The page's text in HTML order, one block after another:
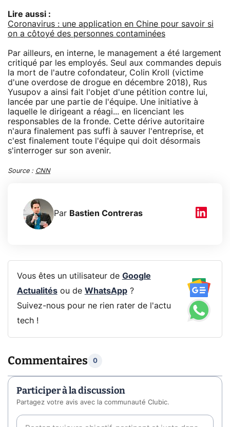
Lire aussi :
Coronavirus : une application en Chine pour savoir si
on a côtoyé des personnes contaminées
Par ailleurs, en interne, le management a été largement
critiqué par les employés. Seul aux commandes depuis
la mort de l'autre cofondateur, Colin Kroll (victime
d'une overdose de drogue en décembre 2018), Rus
Yusupov a ainsi fait l'objet d'une pétition contre lui,
lancée par une partie de l'équipe. Une initiative à
laquelle le dirigeant a réagi... en licenciant les
responsables de la fronde. Cette dérive autoritaire
n'aura finalement pas suffi à sauver l'entreprise, et
c'est finalement toute l'équipe qui doit désormais
s'interroger sur son avenir.
Source : CNN
Par Bastien Contreras
Vous êtes un utilisateur de Google
Actualitésou de WhatsApp?
Suivez-nous pour ne rien rater de l'actu
tech !
Commentaires 0
Participer à la discussion
Partagez votre avis avec la communauté Clubic.